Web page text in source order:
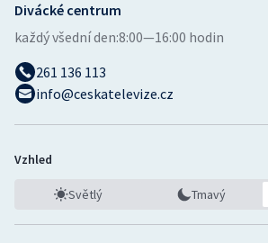
Divácké centrum
každý všední den:8:00—16:00 hodin
261 136 113
info@ceskatelevize.cz
Vzhled
Světlý Tmavý